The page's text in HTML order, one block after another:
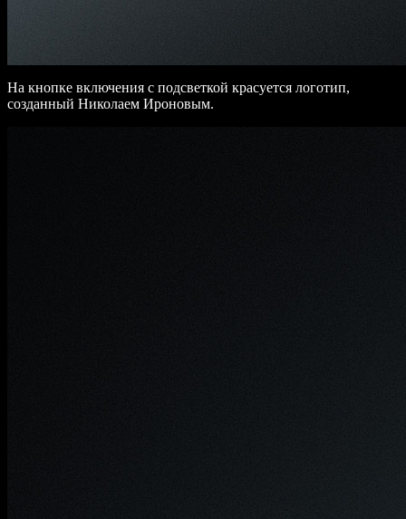
На кнопке включения с подсветкой красуется логотип,
созданный Николаем Ироновым.